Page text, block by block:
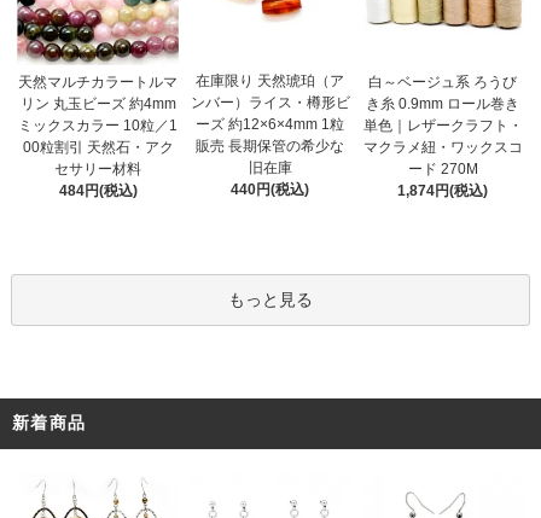
天然マルチカラートルマ
リン 丸玉ビーズ 約4mm
ミックスカラー 10粒／1
00粒割引 天然石・アク
セサリー材料
484円(税込)
在庫限り 天然琥珀（ア
ンバー）ライス・樽形ビ
ーズ 約12×6×4mm 1粒
販売 長期保管の希少な
旧在庫
440円(税込)
白～ベージュ系 ろうび
き糸 0.9mm ロール巻き
単色｜レザークラフト・
マクラメ紐・ワックスコ
ード 270M
1,874円(税込)
もっと見る
新着商品